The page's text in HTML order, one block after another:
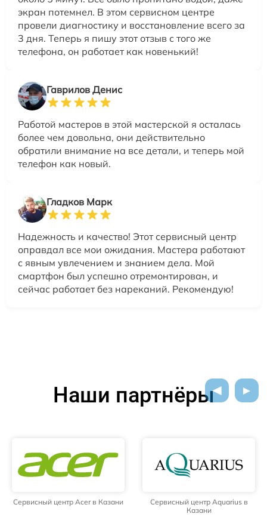
экран потемнел. В этом сервисном центре
провели диагностику и восстановление всего за
3 дня. Теперь я пишу этот отзыв с того же
телефона, он работает как новенький!
Гаврилов Денис
Работой мастеров в этой мастерской я осталась
более чем довольна, они действительно
обратили внимание на все детали, и теперь мой
телефон как новый.
Гладков Марк
Надежность и качество! Этот сервисный центр
оправдал все мои ожидания. Мастера работают
с явным увлечением и знанием дела. Мой
смартфон был успешно отремонтирован, и
сейчас работает без нареканий. Рекомендую!
Наши партнёры
Сервисный центр Acer в Казани
Сервисный центр Aquarius в
Казани